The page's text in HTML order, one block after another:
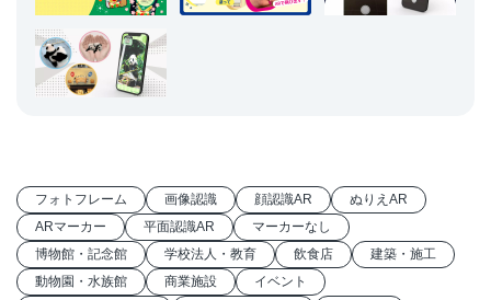
フォトフレーム 画像認識 顔認識AR
ぬりえAR
ARマーカー
平面認識AR
マーカーなし
博物館・記念館
学校法人・教育 飲食店
建築・施工
動物園・水族館
商業施設
イベント